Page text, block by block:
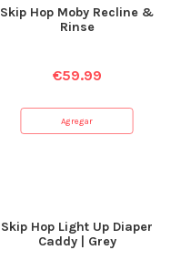
Skip Hop Moby Recline &
Rinse
€59.99
Agregar
Skip Hop Light Up Diaper
Caddy | Grey